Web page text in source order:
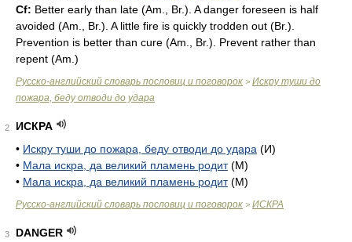
Cf: Better early than late (Am. Br.). A danger foreseen is half
avoided (Am. Br.). A little fire is quickly trodden out (Br.).
Prevention is better than cure (Am. Br.). Prevent rather than
repent (Am. )
Русско-английский словарь пословиц и поговорок > Искру туши до
пожара, беду отводи до удара
2
ИСКРА
• Искру туши до пожара, беду отводи до удара (И)
• Мала искра, да великий пламень родит(М)
• Мала искра, да великий пламень родит(М)
Русско-английский словарь пословиц и поговорок > ИСКРА
3
DANGER